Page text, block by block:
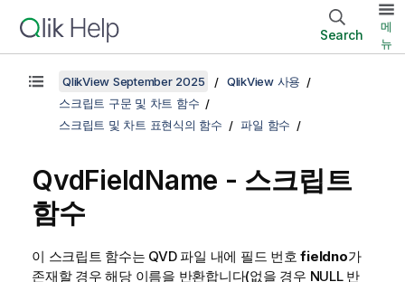
Search
메
뉴
QlikView September 2025
QlikView 사용
스크립트 구문 및 차트 함수
스크립트 및 차트 표현식의 함수
파일 함수
QvdFieldName - 스크립트
함수
이 스크립트 함수는 QVD파일 내에 필드 번호fieldno가
존재할 경우 해당 이름을 반환합니다(없을 경우 NULL반